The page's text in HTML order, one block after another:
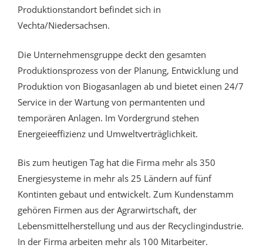
Produktionstandort befindet sich in
Vechta/Niedersachsen.
Die Unternehmensgruppe deckt den gesamten
Produktionsprozess von der Planung, Entwicklung und
Produktion von Biogasanlagen ab und bietet einen 24/7
Service in der Wartung von permantenten und
temporären Anlagen. Im Vordergrund stehen
Energeieeffizienz und Umweltverträglichkeit.
Bis zum heutigen Tag hat die Firma mehr als 350
Energiesysteme in mehr als 25 Ländern auf fünf
Kontinten gebaut und entwickelt. Zum Kundenstamm
gehören Firmen aus der Agrarwirtschaft, der
Lebensmittelherstellung und aus der Recyclingindustrie.
In der Firma arbeiten mehr als 100 Mitarbeiter.